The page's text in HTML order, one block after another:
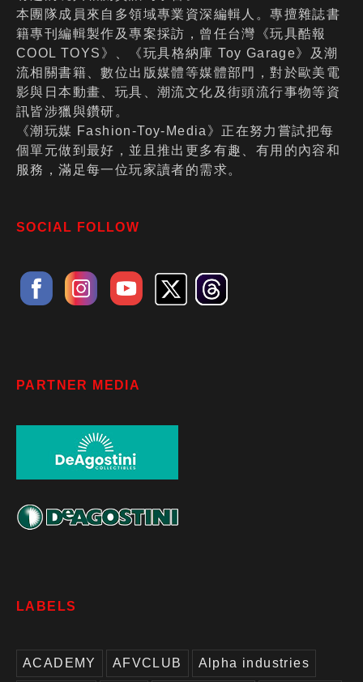
本團隊成員來自多領域專業資深編輯人。專擅雜誌書
籍專刊編輯製作及專案採訪，曾任台灣《玩具酷報
COOL TOYS》、《玩具格納庫 Toy Garage》及潮
流相關書籍、數位出版媒體等媒體部門，對於歐美電
影與日本動畫、玩具、潮流文化及街頭流行事物等資
訊皆涉獵與鑽研。
《潮玩媒 Fashion-Toy-Media》正在努力嘗試把每
個單元做到最好，並且推出更多有趣、有用的內容和
服務，滿足每一位玩家讀者的需求。
SOCIAL FOLLOW
PARTNER MEDIA
LABELS
ACADEMY AFVCLUB Alpha industries